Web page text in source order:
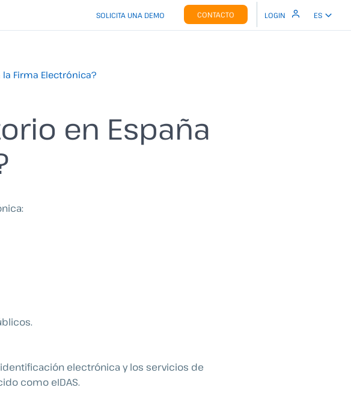
SOLICITA UNA DEMO CONTACTO LOGIN ES
Firma Electrónica?
en España
electrónica y los servicios de
como eIDAS.